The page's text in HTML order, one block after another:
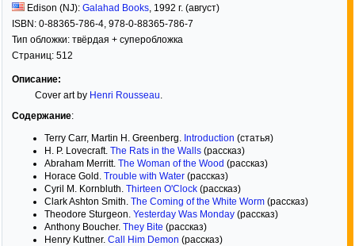
Edison (NJ): Galahad Books, 1992 г. (август)
ISBN: 0-88365-786-4, 978-0-88365-786-7
Тип обложки: твёрдая + суперобложка
Страниц: 512
Описание:
Cover art by Henri Rousseau.
Содержание:
Terry Carr, Martin H. Greenberg. Introduction (статья)
H. P. Lovecraft. The Rats in the Walls (рассказ)
Abraham Merritt. The Woman of the Wood (рассказ)
Horace Gold. Trouble with Water (рассказ)
Cyril M. Kornbluth. Thirteen O'Clock (рассказ)
Clark Ashton Smith. The Coming of the White Worm (рассказ)
Theodore Sturgeon. Yesterday Was Monday (рассказ)
Anthony Boucher. They Bite (рассказ)
Henry Kuttner. Call Him Demon (рассказ)